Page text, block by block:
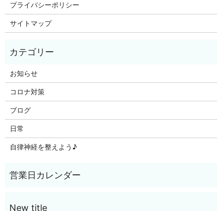
プライバシーポリシー
サイトマップ
お知らせ
コロナ対策
ブログ
日常
自律神経を整えよう♪